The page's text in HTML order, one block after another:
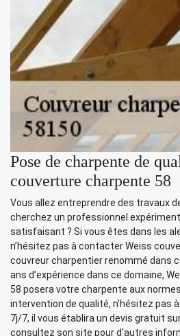
Pose de charpente de
couverture charpente 58
Vous allez entreprendre des travaux
cherchez un professionnel
satisfaisant ? Si vous êtes dans les
n’hésitez pas à contacter Weiss
couvreur charpentier renommé dans
ans d’expérience dans ce domaine,
58 posera votre charpente aux
intervention de qualité, n’hésitez pas
7j/7, il vous établira un devis gratuit
consultez son site pour d’autres